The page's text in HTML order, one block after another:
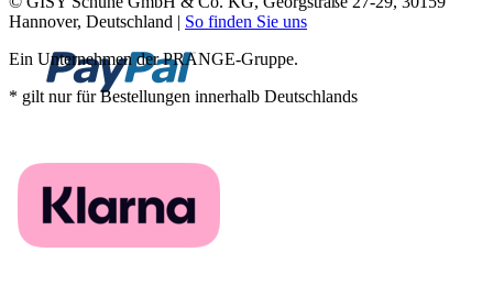
Hannover, Deutschland | So finden Sie uns
Ein Unternehmen der PRANGE-Gruppe.
* gilt nur für Bestellungen innerhalb Deutschlands